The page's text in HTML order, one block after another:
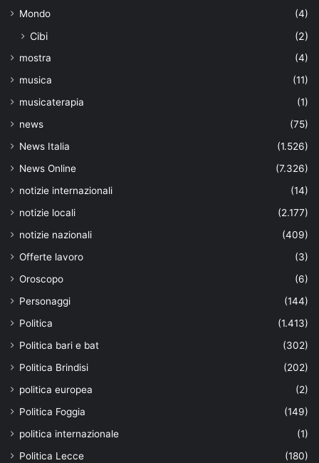
Mondo
(4)
Cibi (2)
mostra
(4)
musica
(11)
musicaterapia
(1)
news
(75)
News Italia
(1.526)
News Online
(7.326)
notizie internazionali
(14)
notizie locali
(2.177)
notizie nazionali
(409)
Offerte lavoro
(3)
Oroscopo
(6)
Personaggi
(144)
Politica
(1.413)
Politica bari e bat
(302)
Politica Brindisi
(202)
politica europea
(2)
Politica Foggia
(149)
politica internazionale
(1)
Politica Lecce
(180)